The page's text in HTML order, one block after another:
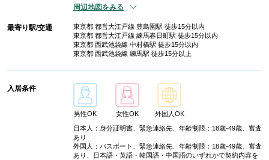
周辺地図をみる
最寄り駅/交通
東京都 都営大江戸線 豊島園駅 徒歩15分以内
東京都 都営大江戸線 練馬春日町駅 徒歩15分以内
東京都 西武池袋線 中村橋駅 徒歩15分以内
東京都 西武池袋線 練馬駅 徒歩15分以上
入居条件
男性OK 女性OK
外国人OK
日本人：身分証明書、緊急連絡先、年齢制限：18歳-49歳、審査
あり
外国人：パスポート、緊急連絡先、年齢制限：18歳-49歳、審査
あり、日本語・英語・韓国語・中国語のいずれかで契約内容を